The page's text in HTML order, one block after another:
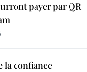
payer par QR
la confiance